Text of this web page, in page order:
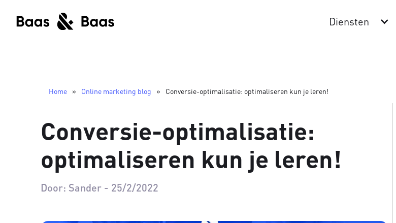
Diensten
Home » Online marketing blog » Conversie-optimalisatie: optimaliseren kun je leren!
Conversie-optimalisatie:
optimaliseren kun je leren!
Door: Sander - 25/2/2022